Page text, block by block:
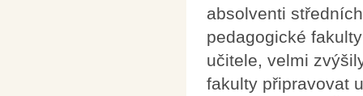
absolventi
pedagogické
učitele, velmi
fakulty připravovat